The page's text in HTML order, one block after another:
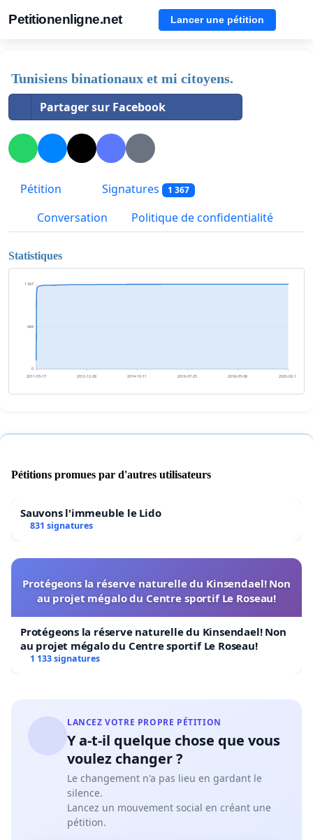
Petitionenligne.net Lancer une pétition
Tunisiens binationaux et mi citoyens.
Partager sur Facebook
Pétition Signatures 1 367
Conversation Politique de confidentialité
Statistiques
0
684
1 367
2011-03-17 2012-12-28 2014-10-11 2016-07-25 2018-05-08 2020-02-19
Pétitions promues par d'autres utilisateurs
Sauvons l'immeuble le Lido
831 signatures
Protégeons la réserve naturelle du Kinsendael! Non
au projet mégalo du Centre sportif Le Roseau!
Protégeons la réserve naturelle du Kinsendael! Non
au projet mégalo du Centre sportif Le Roseau!
1 133 signatures
LANCEZ VOTRE PROPRE PÉTITION
Y a-t-il quelque chose que vous
voulez changer ?
Le changement n'a pas lieu en gardant le
silence.
Lancez un mouvement social en créant une
pétition.